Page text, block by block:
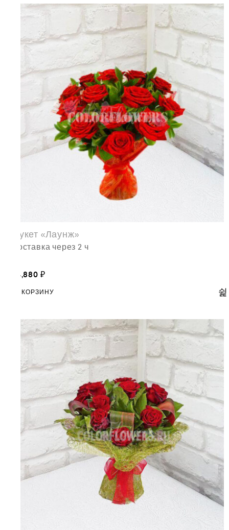
Букет «Лаунж»
доставка через 2 ч
14,880 ₽
В КОРЗИНУ